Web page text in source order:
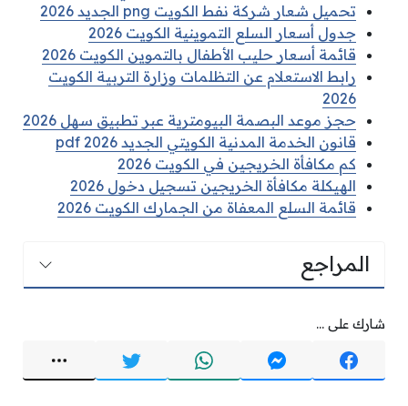
تحميل شعار شركة نفط الكويت png الجديد 2026
جدول أسعار السلع التموينية الكويت 2026
قائمة أسعار حليب الأطفال بالتموين الكويت 2026
رابط الاستعلام عن التظلمات وزارة التربية الكويت
2026
حجز موعد البصمة البيومترية عبر تطبيق سهل 2026
قانون الخدمة المدنية الكويتي الجديد pdf 2026
كم مكافأة الخريجين في الكويت 2026
الهيكلة مكافأة الخريجين تسجيل دخول 2026
قائمة السلع المعفاة من الجمارك الكويت 2026
المراجع
شارك على ...